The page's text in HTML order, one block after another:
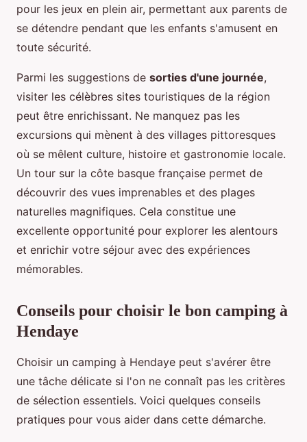
pour les jeux en plein air, permettant aux parents de
se détendre pendant que les enfants s'amusent en
toute sécurité.
Parmi les suggestions de sorties d'une journée,
visiter les célèbres sites touristiques de la région
peut être enrichissant. Ne manquez pas les
excursions qui mènent à des villages pittoresques
où se mêlent culture, histoire et gastronomie locale.
Un tour sur la côte basque française permet de
découvrir des vues imprenables et des plages
naturelles magnifiques. Cela constitue une
excellente opportunité pour explorer les alentours
et enrichir votre séjour avec des expériences
mémorables.
Conseils pour choisir le bon camping à
Hendaye
Choisir un camping à Hendaye peut s'avérer être
une tâche délicate si l'on ne connaît pas les critères
de sélection essentiels. Voici quelques conseils
pratiques pour vous aider dans cette démarche.